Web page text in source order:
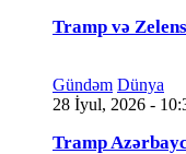
Tramp və
Gündəm Dünya
28 İyul, 2026 -
Tramp